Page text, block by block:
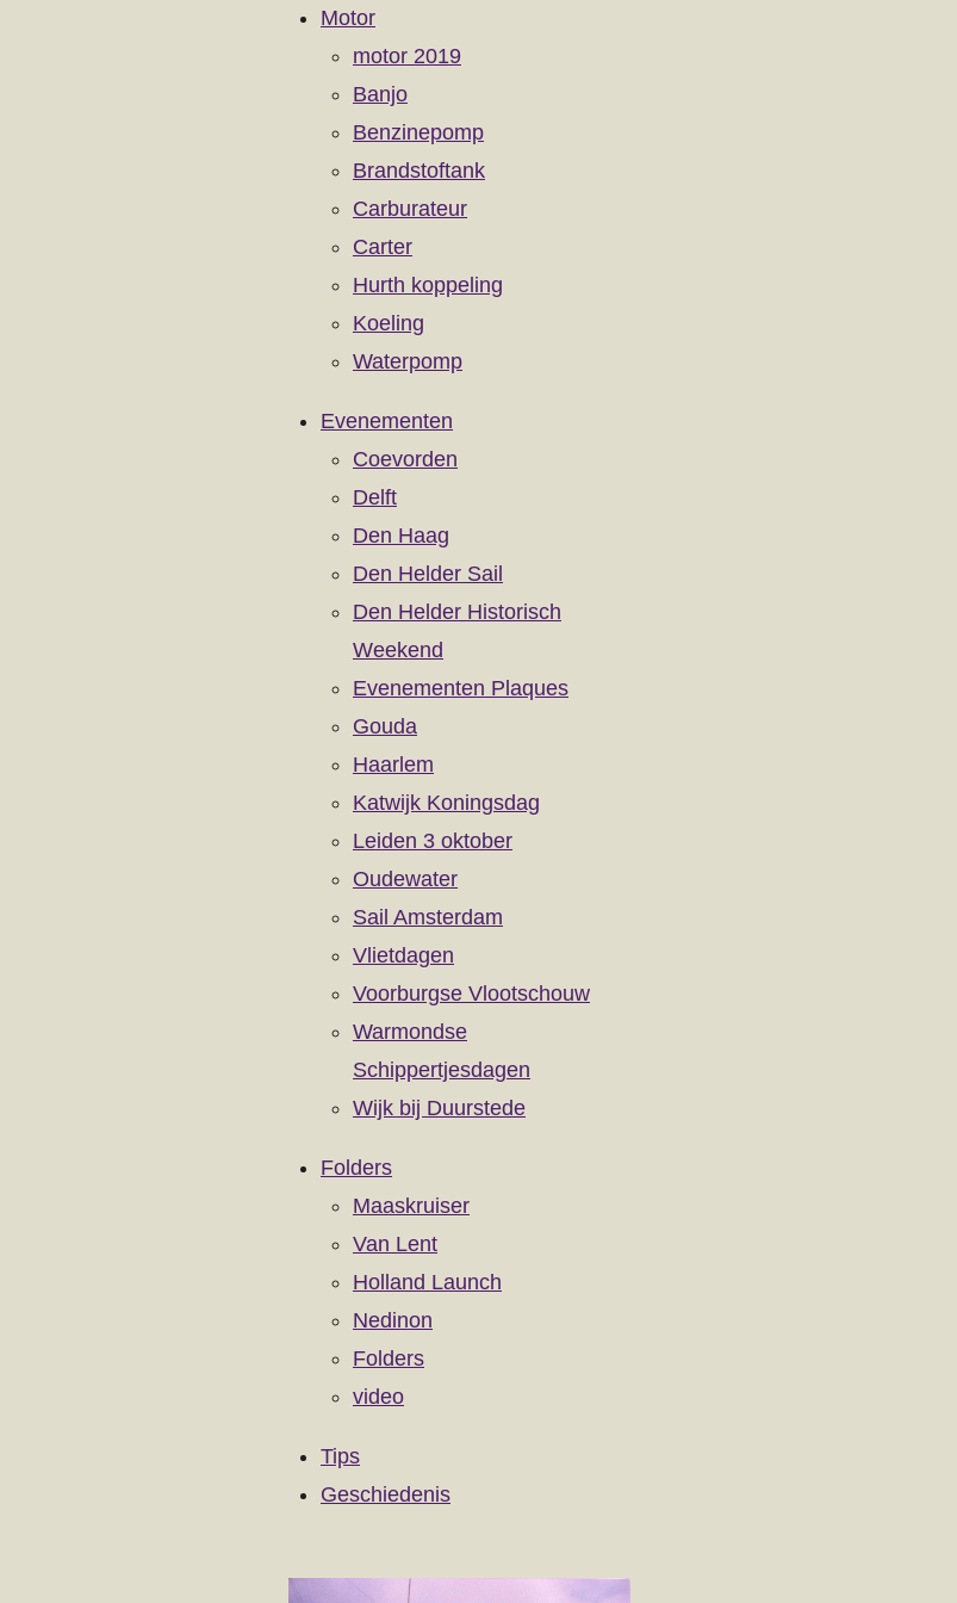
Motor
motor 2019
Banjo
Benzinepomp
Brandstoftank
Carburateur
Carter
Hurth koppeling
Koeling
Waterpomp
Evenementen
Coevorden
Delft
Den Haag
Den Helder Sail
Den Helder Historisch
Weekend
Evenementen Plaques
Gouda
Haarlem
Katwijk Koningsdag
Leiden 3 oktober
Oudewater
Sail Amsterdam
Vlietdagen
Voorburgse Vlootschouw
Warmondse
Schippertjesdagen
Wijk bij Duurstede
Folders
Maaskruiser
Van Lent
Holland Launch
Nedinon
Folders
video
Tips
Geschiedenis